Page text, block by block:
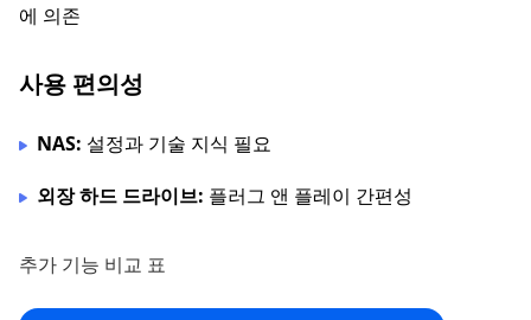
에 의존
사용 편의성
NAS: 설정과 기술 지식 필요
외장 하드 드라이브: 플러그 앤 플레이 간편성
추가 기능 비교 표